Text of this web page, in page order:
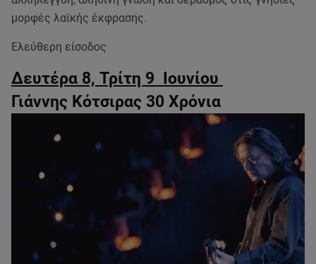
μορφές λαϊκής έκφρασης.
Ελεύθερη είσοδος
Δευτέρα 8, Τρίτη 9 Ιουνίου
Γιάννης Κότσιρας 30 Χρόνια